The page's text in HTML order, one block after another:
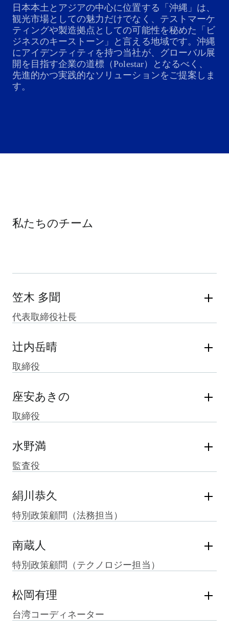
日本本土とアジアの中心に位置する「沖縄」は、
観光市場としての魅力だけでなく、テストマーケ
ティングや製造拠点としての可能性を秘めた「ビ
ジネスのキーストーン」と言える地域です。沖縄
にアイデンティティを持つ当社が、グローバル展
開を目指す企業の道標（Polestar）となるべく、
先進的かつ実践的なソリューションをご提案しま
す。
私たちのチーム
笠木 多聞
代表取締役社長
辻内岳晴
取締役
座安あきの
取締役
水野満
監査役
絹川恭久
特別政策顧問（法務担当）
南蔵人
特別政策顧問（テクノロジー担当）
松岡有理
台湾コーディネーター